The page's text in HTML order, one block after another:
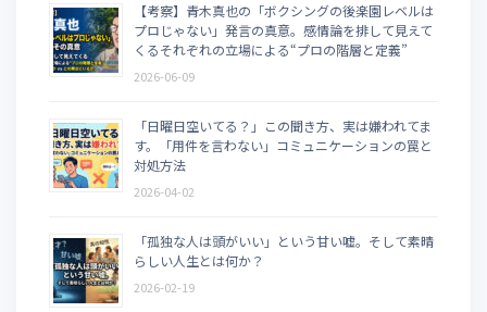
【考察】青木真也の「ボクシングの後楽園レベルは
プロじゃない」発言の真意。感情論を排して見えて
くるそれぞれの立場による“プロの階層と定義”
2026-06-09
「日曜日空いてる？」この聞き方、実は嫌われてま
す。「用件を言わない」コミュニケーションの罠と
対処方法
2026-04-02
「孤独な人は頭がいい」という甘い嘘。そして素晴
らしい人生とは何か？
2026-02-19